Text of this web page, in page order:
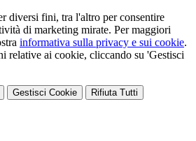
diversi fini, tra l'altro per consentire
di marketing mirate. Per maggiori
informativa sulla privacy e sui cookie.
relative ai cookie, cliccando su 'Gestisci
Gestisci Cookie Rifiuta Tutti